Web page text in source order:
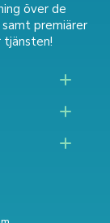
över de
samt premiärer
tjänsten!